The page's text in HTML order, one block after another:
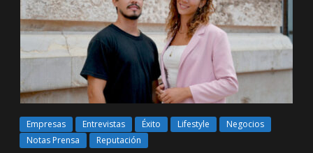
Empresas Entrevistas Éxito Lifestyle
Negocios
Notas Prensa
Reputación